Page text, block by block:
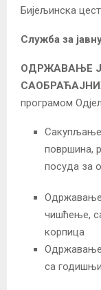
Бијељинска
Служба за
ОДРЖАВАЊЕ
програмом
Сакупљање
површина,
посуда за
Одржавање
чишћење,
корпица
Одржавање
са